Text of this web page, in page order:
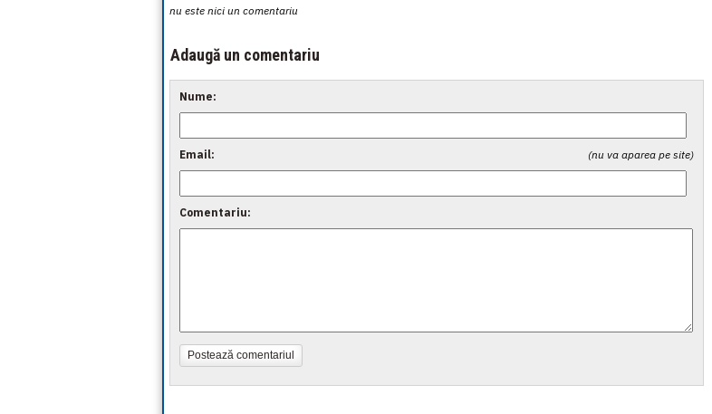
nu este nici un comentariu
Adaugă un comentariu
Nume:
(nu va aparea pe site)
Email:
Comentariu:
Postează comentariul